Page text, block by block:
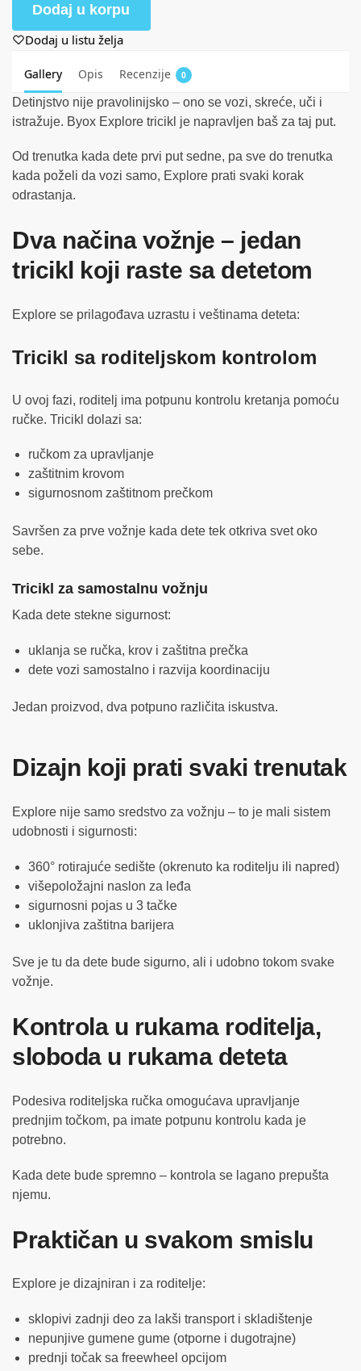
Dodaj u korpu
Dodaj u listu želja
Gallery Opis Recenzije 0
Detinjstvo nije pravolinijsko – ono se vozi, skreće, uči i
istražuje. Byox Explore tricikl je napravljen baš za taj put.
Od trenutka kada dete prvi put sedne, pa sve do trenutka
kada poželi da vozi samo, Explore prati svaki korak
odrastanja.
Dva načina vožnje – jedan
tricikl koji raste sa detetom
Explore se prilagođava uzrastu i veštinama deteta:
Tricikl sa roditeljskom kontrolom
U ovoj fazi, roditelj ima potpunu kontrolu kretanja pomoću
ručke. Tricikl dolazi sa:
ručkom za upravljanje
zaštitnim krovom
sigurnosnom zaštitnom prečkom
Savršen za prve vožnje kada dete tek otkriva svet oko
sebe.
Tricikl za samostalnu vožnju
Kada dete stekne sigurnost:
uklanja se ručka, krov i zaštitna prečka
dete vozi samostalno i razvija koordinaciju
Jedan proizvod, dva potpuno različita iskustva.
Dizajn koji prati svaki trenutak
Explore nije samo sredstvo za vožnju – to je mali sistem
udobnosti i sigurnosti:
360° rotirajuće sedište (okrenuto ka roditelju ili napred)
višepoložajni naslon za leđa
sigurnosni pojas u 3 tačke
uklonjiva zaštitna barijera
Sve je tu da dete bude sigurno, ali i udobno tokom svake
vožnje.
Kontrola u rukama roditelja,
sloboda u rukama deteta
Podesiva roditeljska ručka omogućava upravljanje
prednjim točkom, pa imate potpunu kontrolu kada je
potrebno.
Kada dete bude spremno – kontrola se lagano prepušta
njemu.
Praktičan u svakom smislu
Explore je dizajniran i za roditelje:
sklopivi zadnji deo za lakši transport i skladištenje
nepunjive gumene gume (otporne i dugotrajne)
prednji točak sa freewheel opcijom